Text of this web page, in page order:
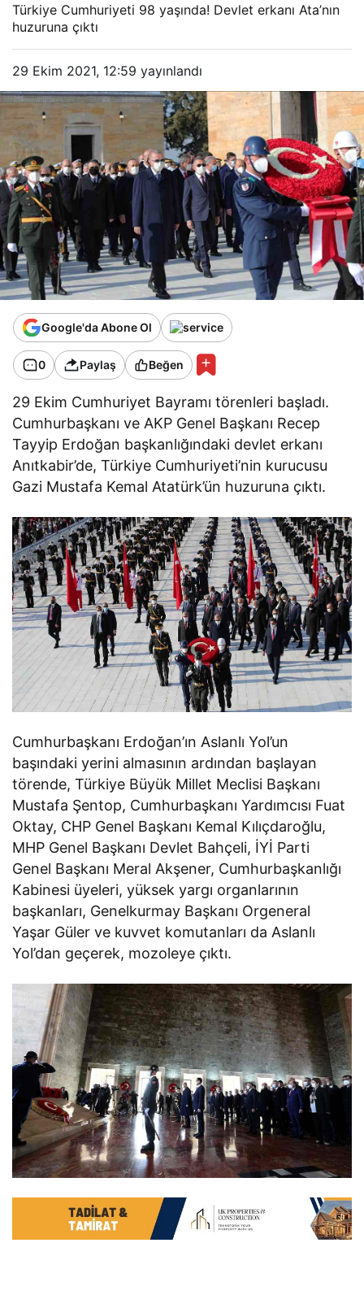
Türkiye Cumhuriyeti 98 yaşında! Devlet erkanı Ata’nın
huzuruna çıktı
29 Ekim 2021, 12:59 yayınlandı
Google'da Abone Ol
0 Paylaş Beğen
29 Ekim Cumhuriyet Bayramı törenleri başladı.
Cumhurbaşkanı ve AKP Genel Başkanı Recep
Tayyip Erdoğan başkanlığındaki devlet erkanı
Anıtkabir’de, Türkiye Cumhuriyeti’nin kurucusu
Gazi Mustafa Kemal Atatürk’ün huzuruna çıktı.
Cumhurbaşkanı Erdoğan’ın Aslanlı Yol’un
başındaki yerini almasının ardından başlayan
törende, Türkiye Büyük Millet Meclisi Başkanı
Mustafa Şentop, Cumhurbaşkanı Yardımcısı Fuat
Oktay, CHP Genel Başkanı Kemal Kılıçdaroğlu,
MHP Genel Başkanı Devlet Bahçeli, İYİ Parti
Genel Başkanı Meral Akşener, Cumhurbaşkanlığı
Kabinesi üyeleri, yüksek yargı organlarının
başkanları, Genelkurmay Başkanı Orgeneral
Yaşar Güler ve kuvvet komutanları da Aslanlı
Yol’dan geçerek, mozoleye çıktı.